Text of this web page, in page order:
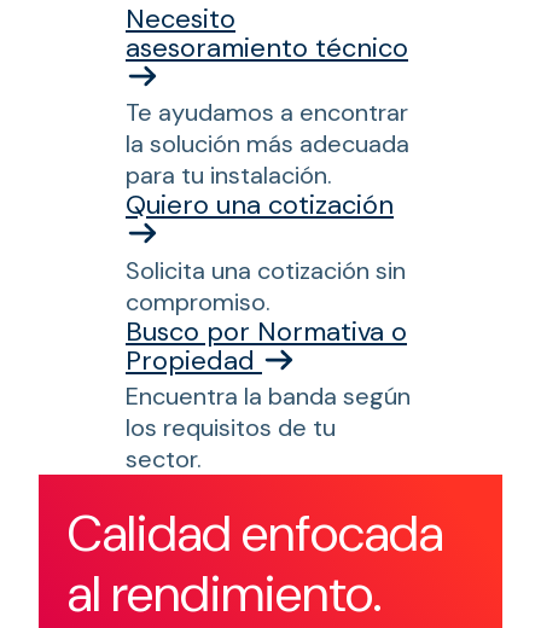
Necesito
asesoramiento técnico
Te ayudamos a encontrar
la solución más adecuada
para tu instalación.
Quiero una cotización
Solicita una cotización sin
compromiso.
Busco por Normativa o
Propiedad
Encuentra la banda según
los requisitos de tu
sector.
Calidad enfocada
al rendimiento.